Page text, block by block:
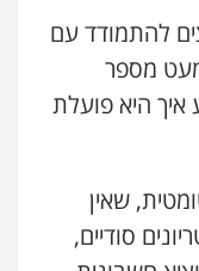
להתמודד עם
מספר
איך היא פועלת
שאין
סודיים,